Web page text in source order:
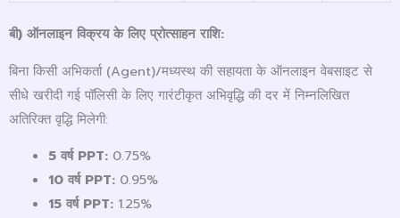
बी) ऑनलाइन विक्रय के लिए प्रोत्साहन राशि:
बिना किसी अभिकर्ता (Agent)/मध्यस्थ की सहायता के ऑनलाइन वेबसाइट से
सीधे खरीदी गई पॉलिसी के लिए गारंटीकृत अभिवृद्धि की दर में निम्नलिखित
अतिरिक्त वृद्धि मिलेगी:
5 वर्ष PPT:0.75%
10 वर्ष PPT:0.95%
15 वर्ष PPT:1.25%